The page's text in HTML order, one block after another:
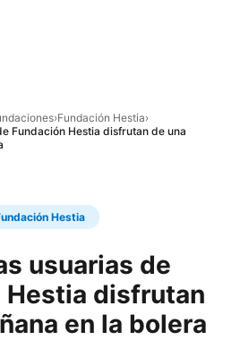
›Fundación Hestia›
Fundación Hestia disfrutan de una
Hestia
usuarias de
Hestia disfrutan
en la bolera